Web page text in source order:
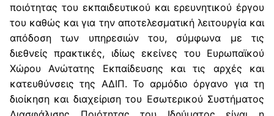
Σκοπός
Αρμοδιότητες
Συγκρότηση
ΟΜ.Ε.Α.
Διασφάλιση Ποιότητας
Πολιτική Ποιότητας Ε.Α.Π.
Στρατηγικός Σχεδιασμός 2026-2029
Στοχοθεσία Ποιότητας ΕΣΔΠ
Ανακοινώσεις
Πιστοποίηση
Πιστοποίηση ΕΣΔΠ ΕΑΠ
Αξιολόγηση
ποιότητας του εκπαιδευτικού και ερευνητικού έργου
του καθώς και για την αποτελεσματική λειτουργία και
απόδοση των υπηρεσιών του, σύμφωνα με τις
διεθνείς πρακτικές, ιδίως εκείνες του Ευρωπαϊκού
Χώρου Ανώτατης Εκπαίδευσης και τις αρχές και
κατευθύνσεις της ΑΔΙΠ. Το αρμόδιο όργανο για τη
διοίκηση και διαχείριση του Εσωτερικού Συστήματος